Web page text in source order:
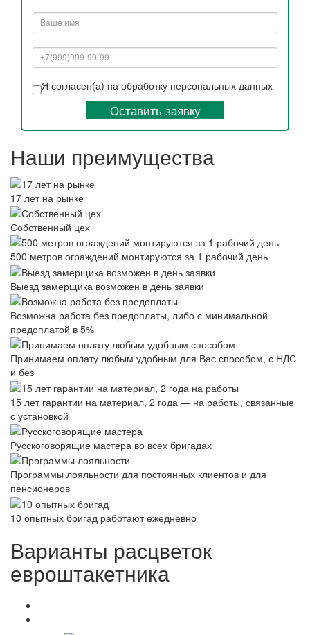
Я согласен(а) на обработку персональных данных
Оставить заявку
Наши преимущества
17 лет на рынке
Собственный цех
500 метров ограждений монтируются за 1 рабочий день
Выезд замерщика возможен в день заявки
Возможна работа без предоплаты, либо с минимальной
предоплатой в 5%
Принимаем оплату любым удобным для Вас способом, с НДС
и без
15 лет гарантии на материал, 2 года — на работы, связанные
с установкой
Русскоговорящие мастера во всех бригадах
Программы лояльности для постоянных клиентов и для
пенсионеров
10 опытных бригад работают ежедневно
Варианты расцветок
евроштакетника